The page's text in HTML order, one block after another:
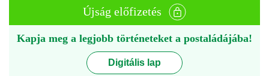
Újság előfizetés
Kapja meg a legjobb történeteket a postaládájába!
Digitális lap